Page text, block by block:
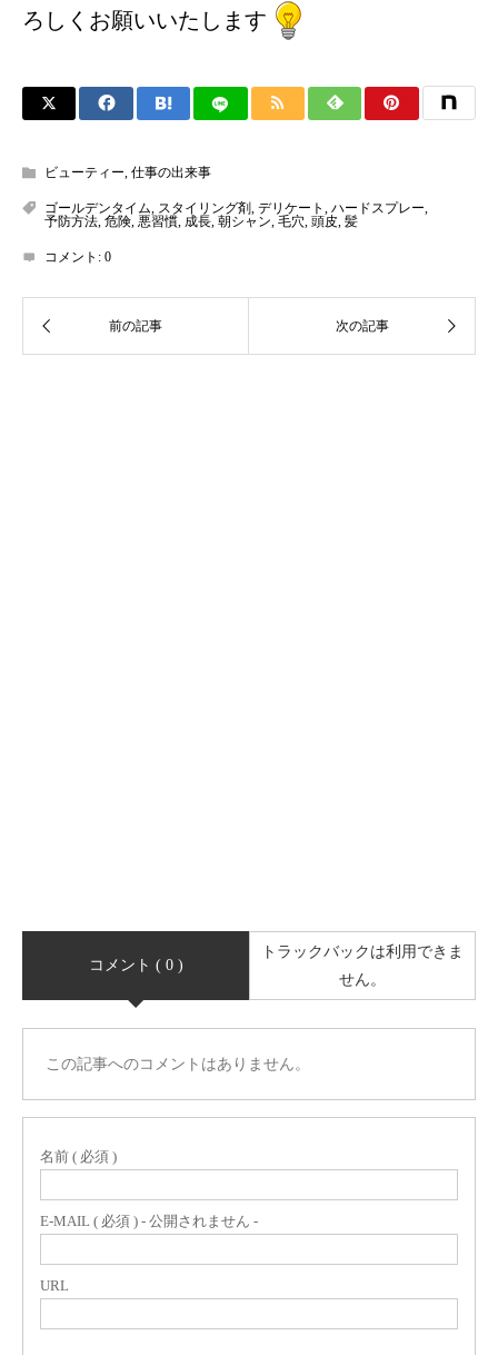
ろしくお願いいたします
ビューティー, 仕事の出来事
ゴールデンタイム, スタイリング剤, デリケート , ハードスプレー,
予防方法, 危険, 悪習慣, 成長, 朝シャン, 毛穴, 頭皮, 髪
コメント: 0
コメント ( 0 )
トラックバックは利用できま
せん。
この記事へのコメントはありません。
名前 ( 必須 )
E-MAIL ( 必須 ) - 公開されません -
URL